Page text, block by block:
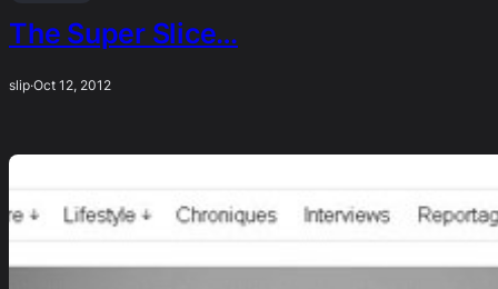
The Super Slice…
slip·Oct 12, 2012